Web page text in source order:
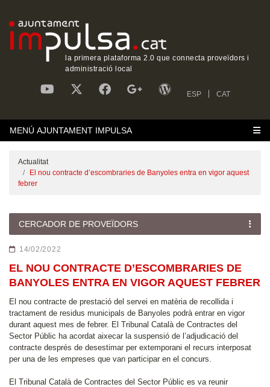
la primera plataforma 2.0 que connecta proveïdors i
administració local
ESP CAT
MENÚ AJUNTAMENT IMPULSA
Actualitat
El nou contracte d’escombraries de Banyoles entra en vigor aquest
febrer
CERCADOR DE PROVEÏDORS
14/02/2022
EL NOU CONTRACTE D’ESCOMBRARIES DE
BANYOLES ENTRA EN VIGOR AQUEST FEBRER
El nou contracte de prestació del servei en matèria de recollida i
tractament de residus municipals de Banyoles podrà entrar en vigor
durant aquest mes de febrer. El Tribunal Català de Contractes del
Sector Públic ha acordat aixecar la suspensió de l’adjudicació del
contracte després de desestimar per extemporani el recurs interposat
per una de les empreses que van participar en el concurs.
El Tribunal Català de Contractes del Sector Públic es va reunir